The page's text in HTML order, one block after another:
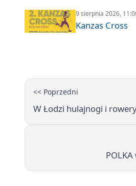
9 sierpnia 2026,
Kanzas Cross
<< Poprzedni
W Łodzi hulajnogi i